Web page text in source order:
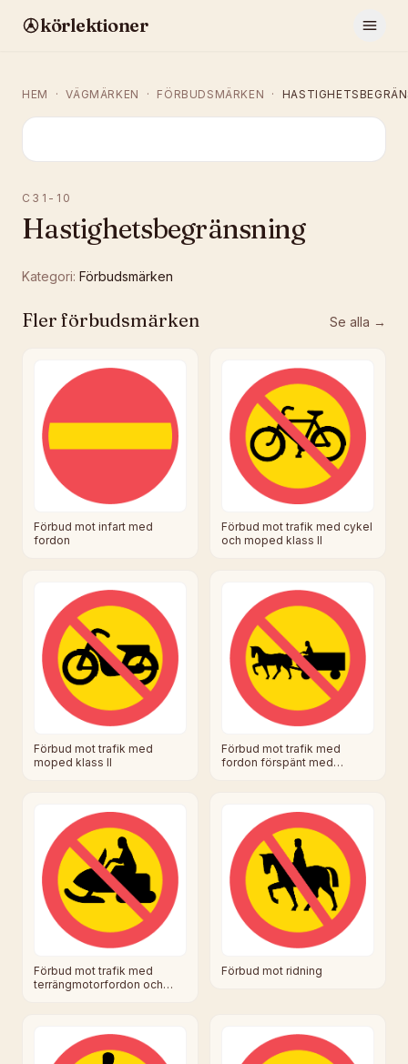
körlektioner
HEM · VÄGMÄRKEN · FÖRBUDSMÄRKEN ·
C31-10
Hastighetsbegränsning
Kategori: Förbudsmärken
Fler förbudsmärken Se alla →
Förbud mot infart med
fordon
Förbud mot trafik med cykel
och moped klass II
Förbud mot trafik med
moped klass II
Förbud mot trafik med
fordon förspänt med
Förbud mot trafik med
terrängmotorfordon och
Förbud mot ridning